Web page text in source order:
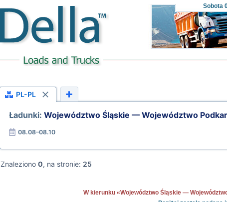
Sobota
PL-PL
Ładunki: Województwo Śląskie — Województwo
08.08–08.10
Znaleziono 0, na stronie: 25
W kierunku «Województwo Śląskie —